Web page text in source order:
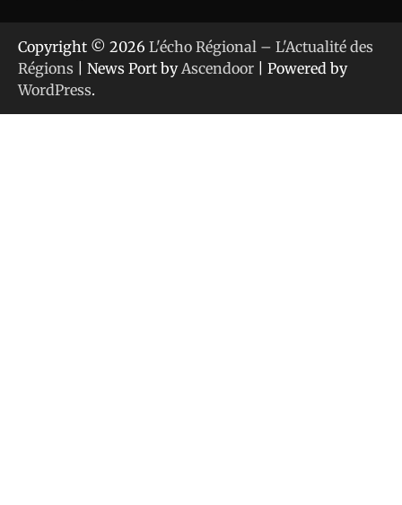
Copyright © 2026 L'écho Régional – L'Actualité des
Régions | News Port by Ascendoor | Powered by
WordPress.